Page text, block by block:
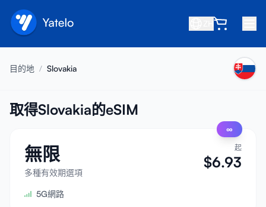
關於我們
推薦好友
成為合作夥伴
幫助中心
目的地 / Slovakia
取得Slovakia的eSIM
∞
無限
多種有效期選項
起
$6.93
5G網路